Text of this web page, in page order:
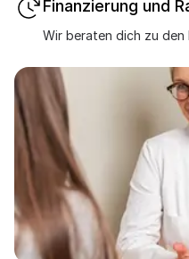
Finanzierung und
Wir beraten dich zu den